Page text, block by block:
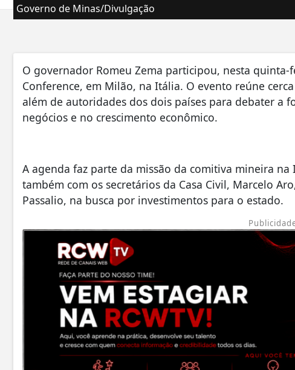
Governo de Minas/Divulgação
O governador Romeu Zema participou, nesta
Conference, em Milão, na Itália. O evento reúne
além de autoridades dos dois países para debater a
negócios e no crescimento econômico.
A agenda faz parte da missão da comitiva mineira
também com os secretários da Casa Civil, Marcelo
Passalio, na busca por investimentos para o estado.